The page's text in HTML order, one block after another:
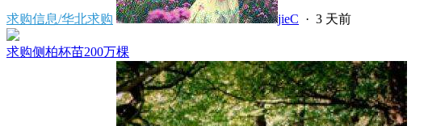
求购信息/华北求购 jieC · 3 天前
求购侧柏杯苗200万棵